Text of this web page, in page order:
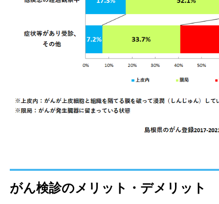
がん検診のメリット・デメリット